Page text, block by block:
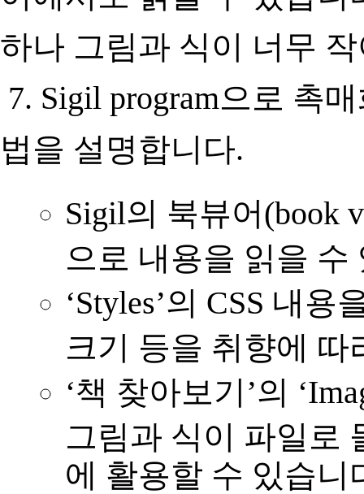
하나 그림과 식이 너무
7. Sigil program으로 촉
법을 설명합니다.
Sigil의 북뷰어(book
으로 내용을 읽을
‘Styles’의 CSS 내
크기 등을 취향에
‘책 찾아보기’의
그림과 식이 파일로
에 활용할 수 있습니